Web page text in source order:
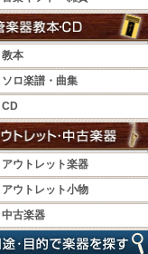
教本
ソロ楽譜・曲集
CD
アウトレット楽器
アウトレット小物
中古楽器